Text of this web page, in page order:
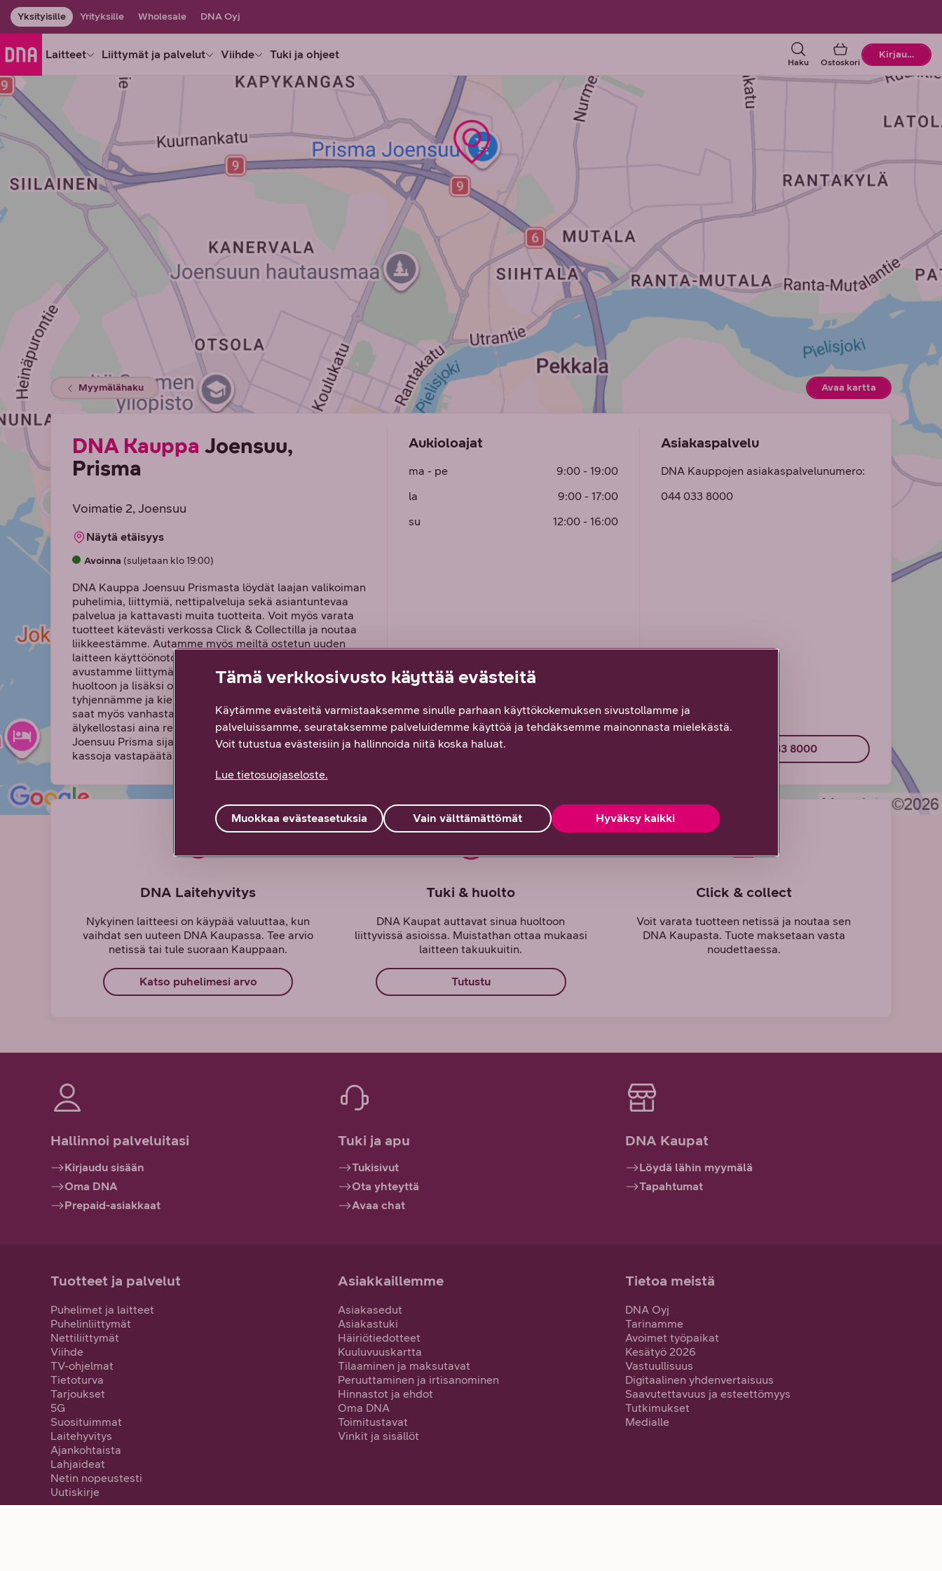
Yksityisille Yrityksille Wholesale DNA Oyj
Laitteet Liittymät ja palvelut Viihde Tuki ja ohjeet
Haku Ostoskori
OstoskoriKirjaudu
Myymälähaku Avaa kartta (Avautuu
DNA Kauppa Joensuu,
Prisma
Voimatie 2, Joensuu
Näytä etäisyys
Avoinna (suljetaan klo 19:00)
DNA Kauppa Joensuu Prismasta löydät laajan valikoiman
puhelimia, liittymiä, nettipalveluja sekä asiantuntevaa
palvelua ja kattavasti muita tuotteita. Voit myös varata
tuotteet kätevästi verkossa Click & Collectilla ja noutaa
liikkeestämme. Autamme myös meiltä ostetun uuden
laitteen käyttöönotossa, SIM-kortin vaihdossa ja
avustamme liittymän käyttöönotossa. Voit tuoda laitteesi
huoltoon ja lisäksi otamme vastaan vanhat laitteesi,
tyhjennämme ja kierrätämme ne tietoturvallisesti. Meiltä
saat myös vanhasta puhelimestasi, tabletistasi tai
älykellostasi aina reilun vaihtohyvityksen. DNA Kauppa
Joensuu Prisma sijaitsee Joensuun Prismakeskuksessa,
kassoja vastapäätä.
Aukioloajat
ma- pe
9:00 - 19:00
la
9:00 - 17:00
su
12:00 - 16:00
Asiakaspalvelu
DNA Kauppojen asiakaspalvelunumero:
044 033 8000
Soita 044 033 8000
DNA Laitehyvitys
Nykyinen laitteesi on käypää valuuttaa, kun
vaihdat sen uuteen DNA Kaupassa. Tee arvio
netissä tai tule suoraan Kauppaan.
Katso puhelimesi arvo
Tuki & huolto
DNA Kaupat auttavat sinua huoltoon
liittyvissä asioissa. Muistathan ottaa mukaasi
laitteen takuukuitin.
Tutustu
Click & collect
Voit varata tuotteen netissä ja noutaa sen
DNA Kaupasta. Tuote maksetaan vasta
noudettaessa.
Hallinnoi palveluitasi
Kirjaudu sisään
Oma DNA
Prepaid-asiakkaat
Tuki ja apu
Tukisivut
Ota yhteyttä
Avaa chat
DNA Kaupat
Löydä lähin myymälä
Tapahtumat
Tuotteet ja palvelut
Puhelimet ja laitteet
Puhelinliittymät
Nettiliittymät
Viihde
TV-ohjelmat
Tietoturva
Tarjoukset
5G
Suosituimmat
Laitehyvitys
Ajankohtaista
Lahjaideat
Netin nopeustesti
Uutiskirje
Asiakkaillemme
Asiakasedut
Asiakastuki
Häiriötiedotteet
Kuuluvuuskartta
Tilaaminen ja maksutavat
Peruuttaminen ja irtisanominen
Hinnastot ja ehdot
Oma DNA
Toimitustavat
Vinkit ja sisällöt
Tietoa meistä
DNA Oyj
Tarinamme
Avoimet työpaikat
Kesätyö 2026
Vastuullisuus
Digitaalinen yhdenvertaisuus
Saavutettavuus ja esteettömyys
Tutkimukset
Medialle
Tämä verkkosivusto käyttää evästeitä
Käytämme evästeitä varmistaaksemme sinulle parhaan käyttökokemuksen sivustollamme ja
palveluissamme, seurataksemme palveluidemme käyttöä ja tehdäksemme mainonnasta mielekästä.
Voit tutustua evästeisiin ja hallinnoida niitä koska haluat.
Lue tietosuojaseloste.
Vain välttämättömät Hyväksy kaikki
Muokkaa evästeasetuksia